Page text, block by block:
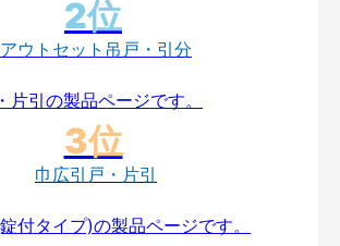
アウトセット吊戸・引分
巾広引戸・片引